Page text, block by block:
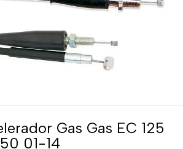
Gas Gas EC 125
01-14